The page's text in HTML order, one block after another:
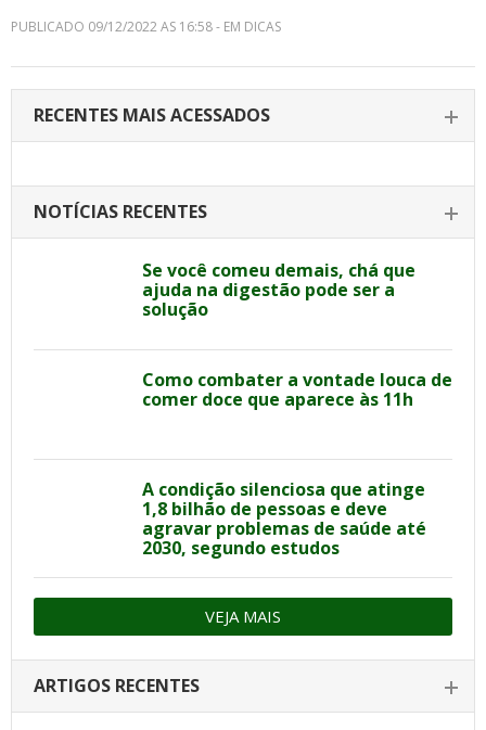
PUBLICADO 09/12/2022 AS 16:58 - EM DICAS
RECENTES MAIS ACESSADOS
NOTÍCIAS RECENTES
Se você comeu demais, chá que
ajuda na digestão pode ser a
solução
Como combater a vontade louca de
comer doce que aparece às 11h
A condição silenciosa que atinge
1,8 bilhão de pessoas e deve
agravar problemas de saúde até
2030, segundo estudos
VEJA MAIS
ARTIGOS RECENTES